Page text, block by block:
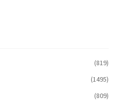
(819)
(1495)
(809)